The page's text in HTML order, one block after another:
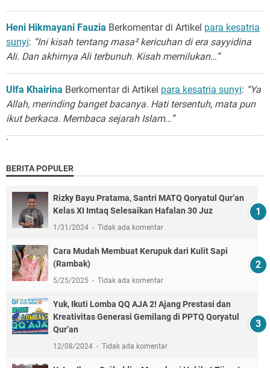
Heni Hikmayani Fauzia Berkomentar di Artikel para kesatria
sunyi: “Ini kisah tentang masa² kericuhan di era sayyidina
Ali. Dan akhirnya Ali terbunuh. Kisah memilukan…”
Ulfa Khairina Berkomentar di Artikel para kesatria sunyi: “Ya
Allah, merinding banget bacanya. Hati tersentuh, mata pun
ikut berkaca. Membaca sejarah Islam…”
`
BERITA POPULER
Rizky Bayu Pratama, Santri MATQ Qoryatul Qur’an
Kelas XI Imtaq Selesaikan Hafalan 30 Juz
1/31/2024 Tidak ada komentar
Cara Mudah Membuat Kerupuk dari Kulit Sapi
(Rambak)
5/25/2025 Tidak ada komentar
Yuk, Ikuti Lomba QQ AJA 2! Ajang Prestasi dan
Kreativitas Generasi Gemilang di PPTQ Qoryatul
Qur’an
12/08/2024 Tidak ada komentar